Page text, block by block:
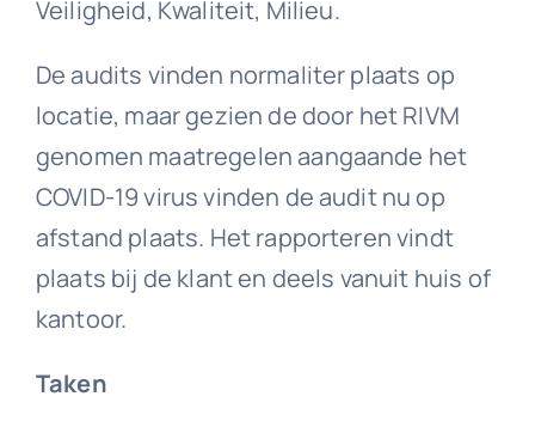
Veiligheid, Kwaliteit, Milieu.
De audits vinden normaliter plaats op
locatie, maar gezien de door het RIVM
genomen maatregelen aangaande het
COVID-19 virus vinden de audit nu op
afstand plaats. Het rapporteren vindt
plaats bij de klant en deels vanuit huis of
kantoor.
Taken